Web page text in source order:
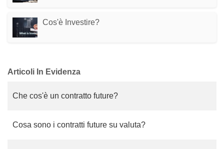
Cos'è Investire?
Articoli In Evidenza
Che cos'è un contratto future?
Cosa sono i contratti future su valuta?